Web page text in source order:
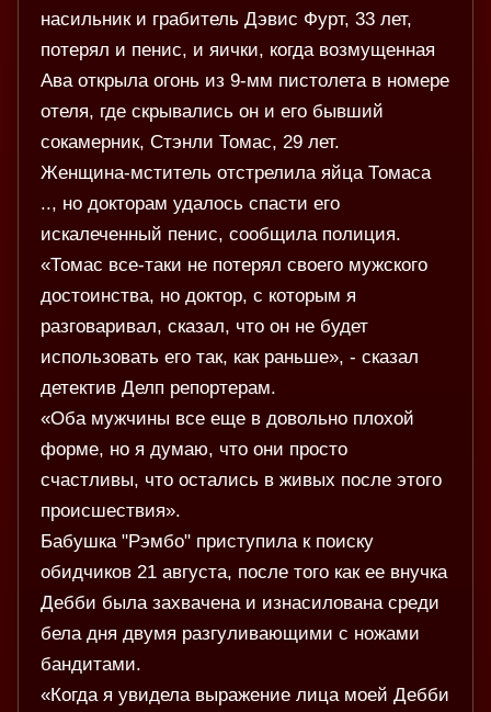
насильник и грабитель Дэвис Фурт, 33 лет,
потерял и пенис, и яички, когда возмущенная
Ава открыла огонь из 9-мм пистолета в номере
отеля, где скрывались он и его бывший
сокамерник, Стэнли Томас, 29 лет.
Женщина-мститель отстрелила яйца Томаса
.., но докторам удалось спасти его
искалеченный пенис, сообщила полиция.
«Томас все-таки не потерял своего мужского
достоинства, но доктор, с которым я
разговаривал, сказал, что он не будет
использовать его так, как раньше», - сказал
детектив Делп репортерам.
«Оба мужчины все еще в довольно плохой
форме, но я думаю, что они просто
счастливы, что остались в живых после этого
происшествия».
Бабушка "Рэмбо" приступила к поиску
обидчиков 21 августа, после того как ее внучка
Дебби была захвачена и изнасилована среди
бела дня двумя разгуливающими с ножами
бандитами.
«Когда я увидела выражение лица моей Дебби